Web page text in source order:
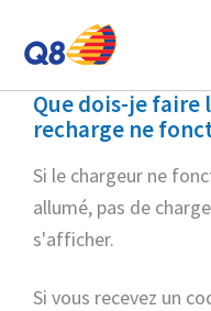
Que dois-je faire
recharge ne
Si le chargeur ne
allumé, pas de
s'afficher.
Si vous recevez un